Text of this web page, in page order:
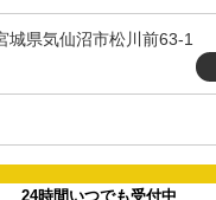
城県気仙沼市松川前63-1
24時間いつでも受付中